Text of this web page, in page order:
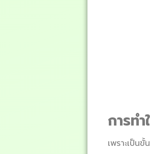
การทำ
เพราะเป็น